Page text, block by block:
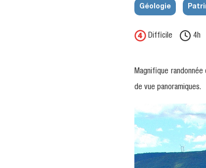
Géologie
Difficile 4h
Magnifique
de vue panoramiques.